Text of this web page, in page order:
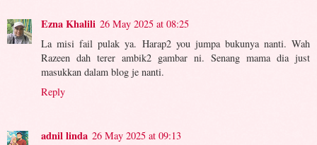
Ezna Khalili 26 May 2025 at 08:25
La misi fail pulak ya. Harap2 you jumpa bukunya nanti. Wah
Razeen dah terer ambik2 gambar ni. Senang mama dia just
masukkan dalam blog je nanti.
Reply
adnil linda 26 May 2025 at 09:13